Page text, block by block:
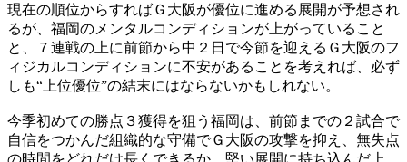
現在の順位からすればＧ大阪が優位に進める展開が予想され
るが、福岡のメンタルコンディションが上がっていること
と、７連戦の上に前節から中２日で今節を迎えるＧ大阪のフ
ィジカルコンディションに不安があることを考えれば、必ず
しも“上位優位”の結末にはならないかもしれない。
今季初めての勝点３獲得を狙う福岡は、前節までの２試合で
自信をつかんだ組織的な守備でＧ大阪の攻撃を抑え、無失点
の時間をどれだけ長くできるか。堅い展開に持ち込んだ上